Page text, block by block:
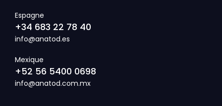
Espagne
+34 683 22 78 40
info@anatod.es
Mexique
+52 56 5400 0698
info@anatod.com.mx